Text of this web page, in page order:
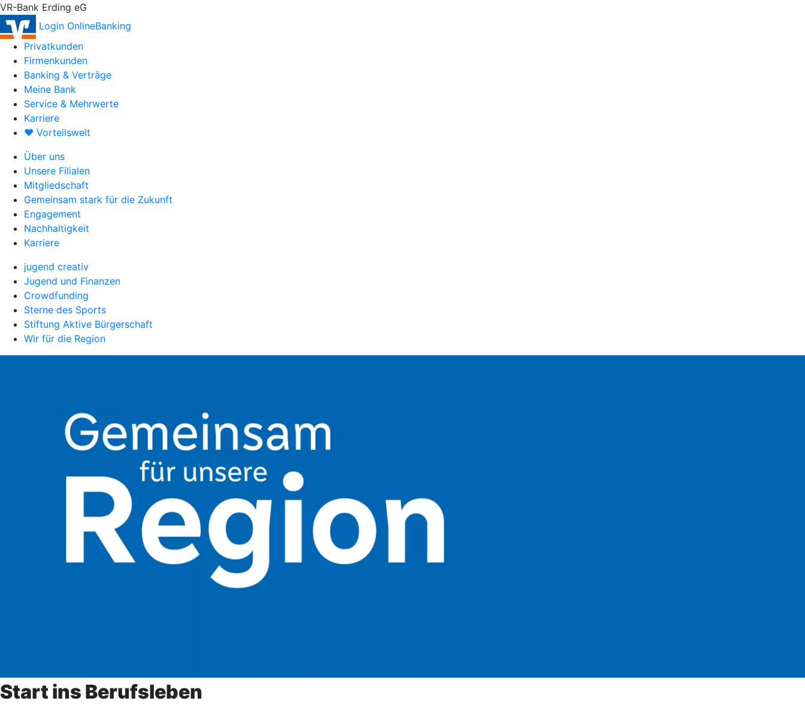
VR-Bank Erding eG
Login OnlineBanking
Privatkunden
Firmenkunden
Banking & Verträge
Meine Bank
Service & Mehrwerte
Karriere
♥ Vorteilswelt
Über uns
Unsere Filialen
Mitgliedschaft
Gemeinsam stark für die Zukunft
Engagement
Nachhaltigkeit
Karriere
jugend creativ
Jugend und Finanzen
Crowdfunding
Sterne des Sports
Stiftung Aktive Bürgerschaft
Wir für die Region
Start ins Berufsleben